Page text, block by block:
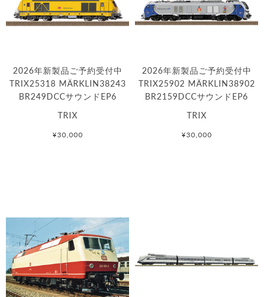
2026年新製品ご予約受付中
TRIX25318 MÄRKLIN38243
BR249DCCサウンドEP6
TRIX
¥30,000
2026年新製品ご予約受付中
TRIX25902 MÄRKLIN38902
BR2159DCCサウンドEP6
TRIX
¥30,000